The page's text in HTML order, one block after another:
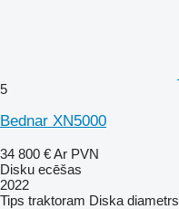
5
Bednar XN5000
34 800 €Ar PVN
Disku ecēšas
2022
Tips traktoram Diska diametrs